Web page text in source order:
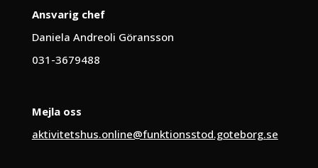
Ansvarig chef
Daniela Andreoli Göransson
031-3679488
Mejla oss
aktivitetshus.online@funktionsstod.goteborg.se